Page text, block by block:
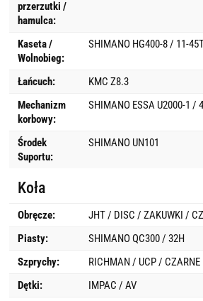
przerzutki /
hamulca:
Kaseta /
Wolnobieg:
SHIMANO HG400-8 / 11-
Łańcuch:
KMC Z8.3
Mechanizm
korbowy:
SHIMANO ESSA U2000-1 /
Środek
Suportu:
SHIMANO UN101
Koła
Obręcze:
JHT / DISC / ZAKUWKI /
Piasty:
SHIMANO QC300 / 32H
Szprychy:
RICHMAN / UCP / CZARNE
Dętki:
IMPAC / AV